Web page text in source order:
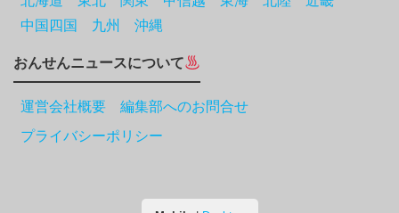
中国四国
九州 沖縄
おんせんニュースについて
運営会社概要 編集部へのお問合せ
プライバシーポリシー